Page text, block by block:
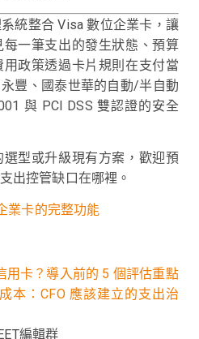
統整合 Visa 數位企業卡，讓
一筆支出的發生狀態、預算
政策透過卡片規則在支付當
豐、國泰世華的自動/半自動
與 PCI DSS 雙認證的安全
型或升級現有方案，歡迎預
出控管缺口在哪裡。
業卡的完整功能
用卡？導入前的 5 個評估重點
本：CFO 應該建立的支出治
編輯群